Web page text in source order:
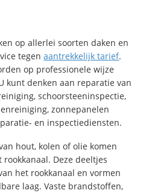
op allerlei soorten daken en
tegenaantrekkelijk tarief.
op professionele wijze
kunt denken aan reparatie van
schoorsteeninspectie,
zonnepanelen
en inspectiediensten.
hout, kolen of olie komen
Deze deeltjes
het rookkanaal en vormen
laag. Vaste brandstoffen,